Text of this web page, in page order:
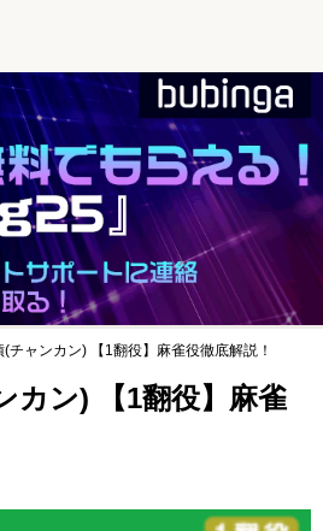
(チャンカン) 【1翻役】麻雀役徹底解説！
カン) 【1翻役】麻雀